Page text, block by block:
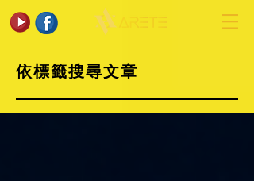
依標籤搜尋文章